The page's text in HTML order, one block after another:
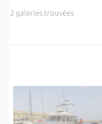
2 galeries trouvées